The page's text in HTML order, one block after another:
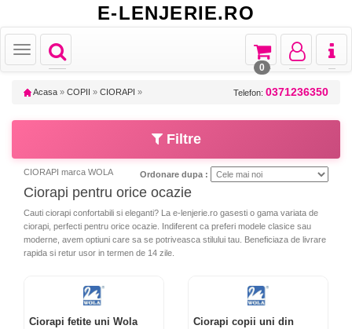
E-LENJERIE.RO
Toggle
navigation
Toggle
Toggle
navigation
Toggle
navigation
Toggle
navigation
0
Acasa » COPII » CIORAPI » Telefon: 0371236350
Filtre
CIORAPI marca WOLA Ordonare dupa :
Ciorapi pentru orice ocazie
Cauti ciorapi confortabili si eleganti? La e-lenjerie.ro gasesti o gama variata de
ciorapi, perfecti pentru orice ocazie. Indiferent ca preferi modele clasice sau
moderne, avem optiuni care sa se potriveasca stilului tau. Beneficiaza de livrare
rapida si retur usor in termen de 14 zile.
Ciorapi fetite uni Wola
Ciorapi copii uni din